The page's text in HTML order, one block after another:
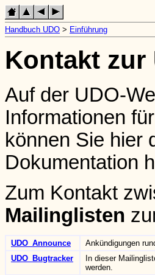
Handbuch UDO > Einführung
Kontakt zur
Auf der UDO-
Informationen
können Sie hier
Dokumentation
Zum Kontakt
Mailinglisten
UDO_Announce
Ankündigungen
UDO_Bugtracker
In dieser
werden.